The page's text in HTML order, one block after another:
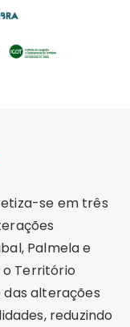
se em três
Palmela e
Território
alterações
reduzindo